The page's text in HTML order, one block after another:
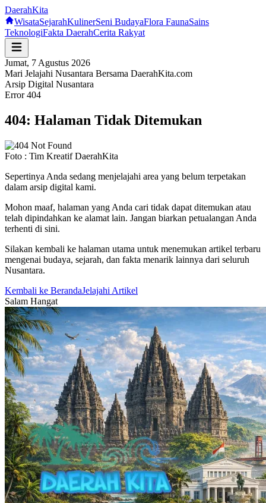
DaerahKita
WisataSejarahKulinerSeni BudayaFlora FaunaSains
TeknologiFakta DaerahCerita Rakyat
Jumat, 7 Agustus 2026
Mari Jelajahi Nusantara Bersama DaerahKita.com
Arsip Digital Nusantara
Error 404
404: Halaman Tidak Ditemukan
Foto : Tim Kreatif DaerahKita
Sepertinya Anda sedang menjelajahi area yang belum terpetakan
dalam arsip digital kami.
Mohon maaf, halaman yang Anda cari tidak dapat ditemukan atau
telah dipindahkan ke alamat lain. Jangan biarkan petualangan Anda
terhenti di sini.
Silakan kembali ke halaman utama untuk menemukan artikel terbaru
mengenai budaya, sejarah, dan fakta menarik lainnya dari seluruh
Nusantara.
Kembali ke BerandaJelajahi Artikel
Salam Hangat